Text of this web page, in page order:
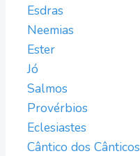
Esdras
Neemias
Ester
Jó
Salmos
Provérbios
Eclesiastes
Cântico dos Cânticos